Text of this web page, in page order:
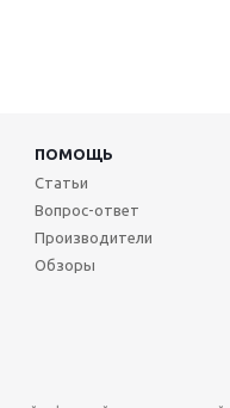
ПОМОЩЬ
Статьи
Вопрос-ответ
Производители
Обзоры